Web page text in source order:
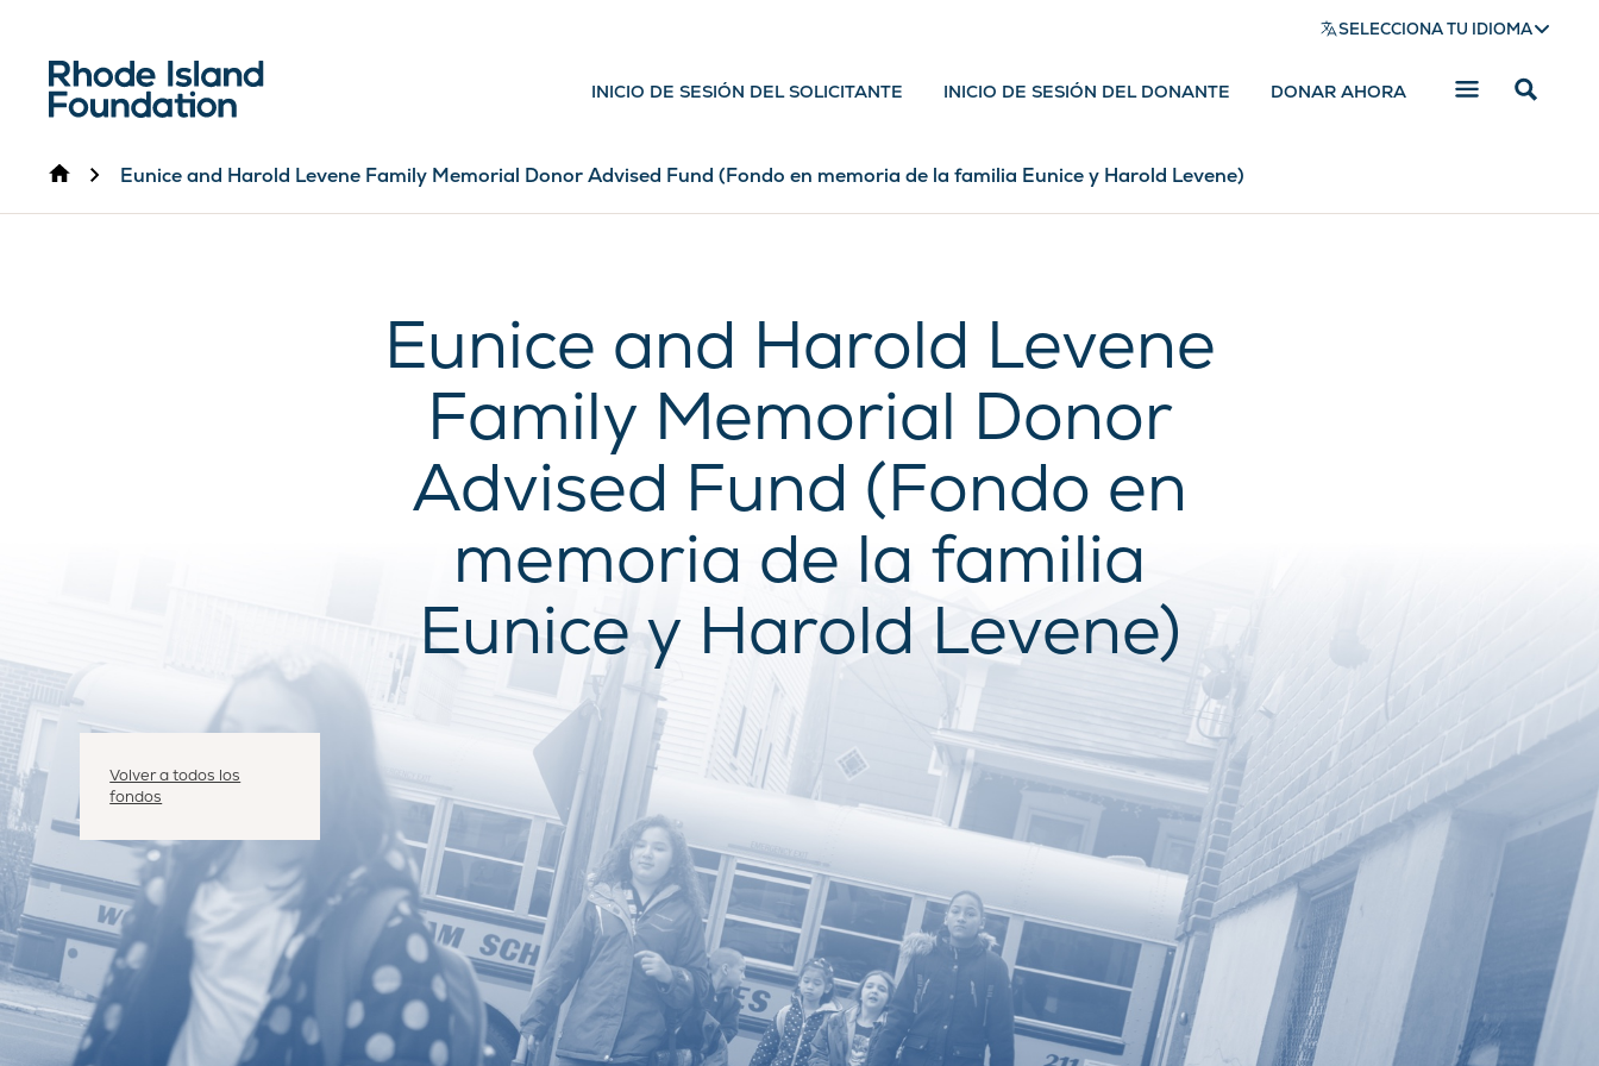
SELECCIONA TU IDIOMA
INICIO DE SESIÓN DEL SOLICITANTE INICIO DE SESIÓN DEL DONANTE DONAR AHORA
Mostrar
InicioEunice and Harold Levene Family Memorial Donor Advised Fund (Fondo en memoria de la familia Eunice y Harold Levene)
Eunice and Harold Levene
Family Memorial Donor
Advised Fund (Fondo en
memoria de la familia
Eunice y Harold Levene)
Volver a todos los
fondos